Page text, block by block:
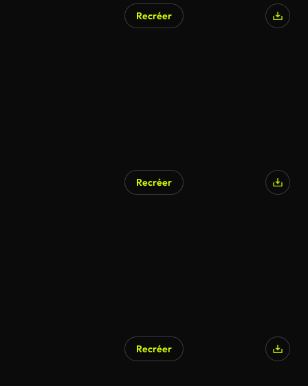
Recréer
Recréer
Recréer